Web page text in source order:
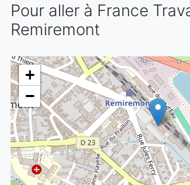
Pour aller à France
Remiremont
+
−